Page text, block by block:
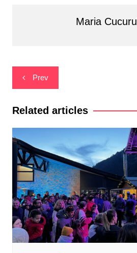
Maria Cucurull
Navegació
d'entrades
Prev
Related articles